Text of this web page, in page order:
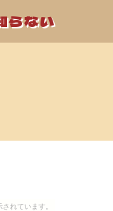
れています。
らない